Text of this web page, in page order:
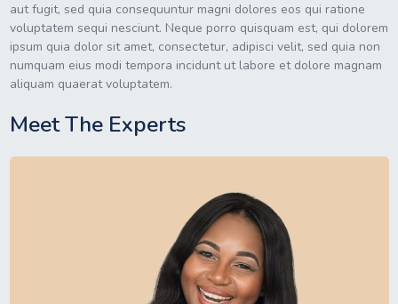
aut fugit, sed quia consequuntur magni dolores eos qui ratione
voluptatem sequi nesciunt. Neque porro quisquam est, qui dolorem
ipsum quia dolor sit amet, consectetur, adipisci velit, sed quia non
numquam eius modi tempora incidunt ut labore et dolore magnam
aliquam quaerat voluptatem.
Meet The Experts